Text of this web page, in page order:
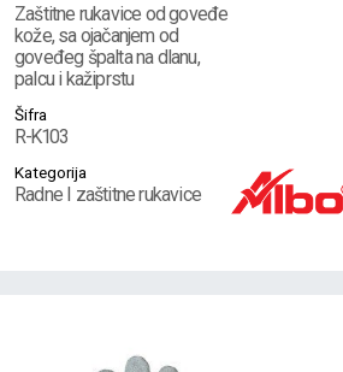
Zaštitne rukavice od goveđe
kože, sa ojačanjem od
goveđeg špalta na dlanu,
palcu i kažiprstu
Šifra
R-K103
Kategorija
Radne I zaštitne rukavice